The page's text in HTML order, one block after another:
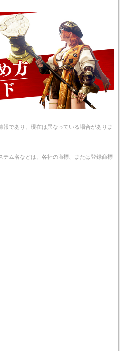
であり、現在は異なっている場合がありま
テム名などは、各社の商標、または登録商標